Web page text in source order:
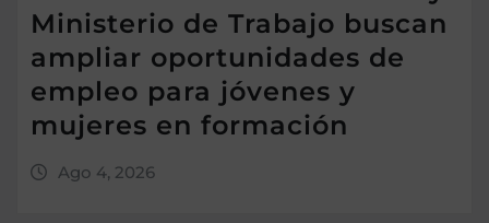
Ministerio de Trabajo buscan
ampliar oportunidades de
empleo para jóvenes y
mujeres en formación
Ago 4, 2026